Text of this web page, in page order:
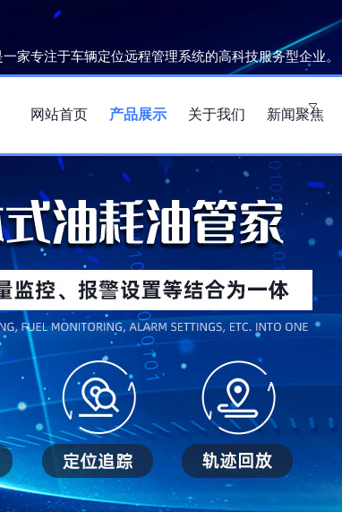
家专注于车辆定位远程管理系统的高科技服务型企业。
网站首页 产品展示 关于我们 新闻聚焦